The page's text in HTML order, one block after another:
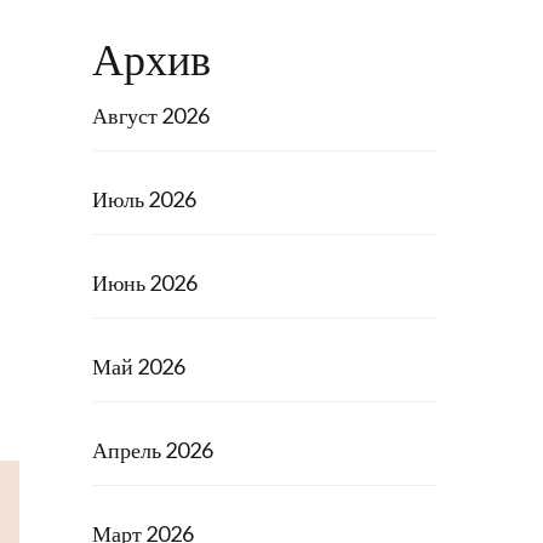
Архив
Август 2026
Июль 2026
Июнь 2026
Май 2026
Апрель 2026
Март 2026